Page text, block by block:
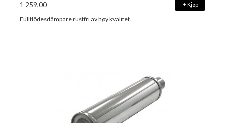
1 259,00 Kjøp
Fullflödesdämpare rustfri av høy kvalitet.